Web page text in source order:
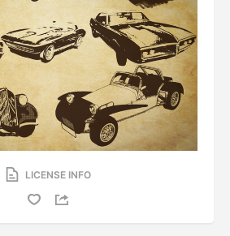
LICENSE INFO